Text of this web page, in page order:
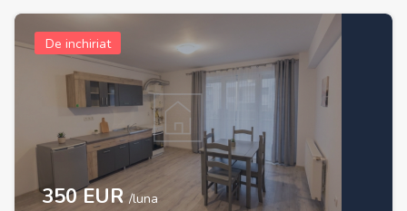
De inchiriat
350 EUR /luna